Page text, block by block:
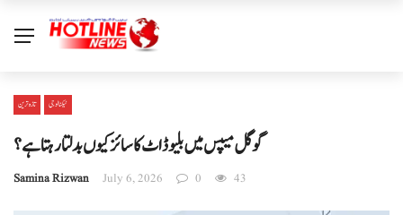
تازہ ترین ٹیکنالوجی
گوگل میپس میں بلیو ڈاٹ کا سائز کیوں بدلتا رہتا ہے؟
Samina Rizwan July 6, 2026 0 43